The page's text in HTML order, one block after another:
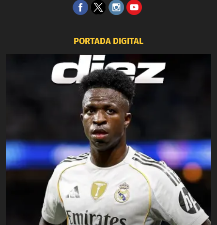
PORTADA DIGITAL